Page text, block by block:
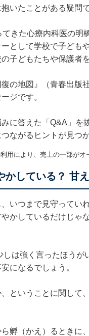
いたことがある疑問
きた心療内科医の明
として学校で子ども
子どもたちや保護者
の地図』
（青春出版
ジです。
に答えた「Q&A」を
ながるヒントが見つ
により、売上の一部がオ
している？ 甘
いつまで見守ってい
かしているだけじゃ
は強く言ったほうが
になるでしょう。
ということに関して
孵（かえ）るときに